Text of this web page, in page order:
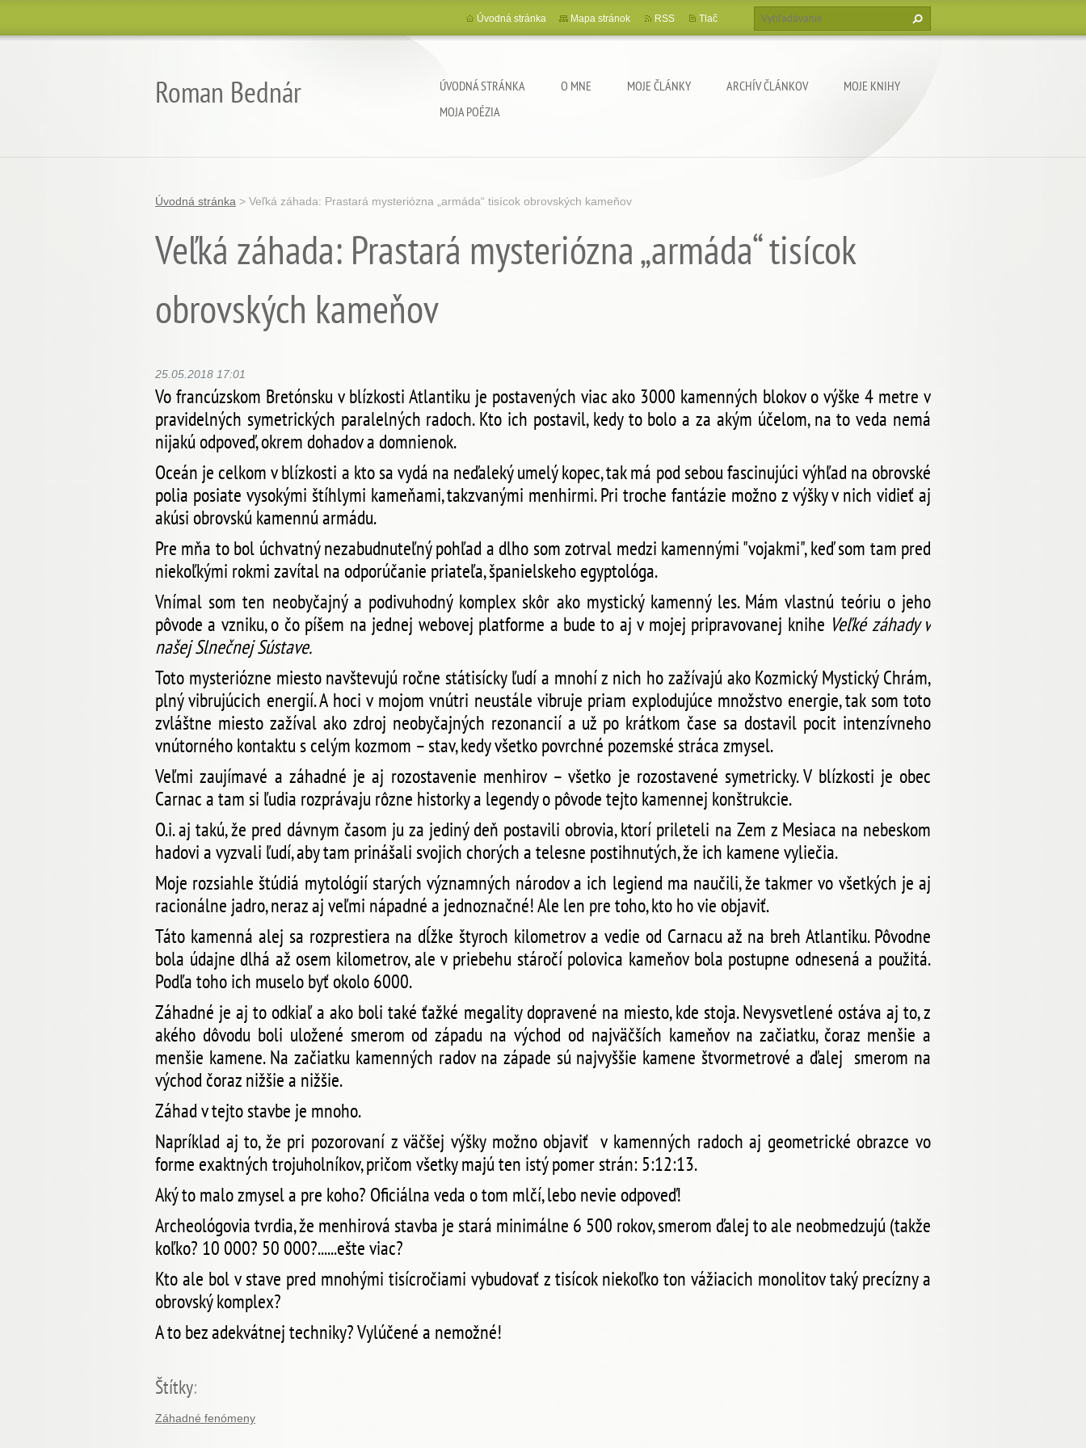
Roman Bednár ÚVODNÁ STRÁNKA O MNE MOJE ČLÁNKY ARCHÍV ČLÁNKOV
MOJE KNIHY
MOJA POÉZIA
Úvodná stránka Mapa stránok RSS Tlač
Úvodná stránka > Veľká záhada: Prastará mysteriózna „armáda“ tisícok obrovských kameňov
Veľká záhada: Prastará mysteriózna „armáda“ tisícok
obrovských kameňov
25.05.2018 17:01
Vo francúzskom Bretónsku v blízkosti Atlantiku je postavených viac ako 3000 kamenných blokov o výške 4 metre v
pravidelných symetrických paralelných radoch. Kto ich postavil, kedy to bolo a za akým účelom, na to veda nemá
nijakú odpoveď, okrem dohadov a domnienok.
Oceán je celkom v blízkosti a kto sa vydá na neďaleký umelý kopec, tak má pod sebou fascinujúci výhľad na obrovské
polia posiate vysokými štíhlymi kameňami, takzvanými menhirmi. Pri troche fantázie možno z výšky v nich vidieť aj
akúsi obrovskú kamennú armádu.
Pre mňa to bol úchvatný nezabudnuteľný pohľad a dlho som zotrval medzi kamennými "vojakmi", keď som tam pred
niekoľkými rokmi zavítal na odporúčanie priateľa, španielskeho egyptológa.
Vnímal som ten neobyčajný a podivuhodný komplex skôr ako mystický kamenný les. Mám vlastnú teóriu o jeho
pôvode a vzniku, o čo píšem na jednej webovej platforme a bude to aj v mojej pripravovanej knihe Veľké záhady v
našej Slnečnej Sústave.
Toto mysteriózne miesto navštevujú ročne státisícky ľudí a mnohí z nich ho zažívajú ako Kozmický Mystický Chrám,
plný vibrujúcich energií. A hoci v mojom vnútri neustále vibruje priam explodujúce množstvo energie, tak som toto
zvláštne miesto zažíval ako zdroj neobyčajných rezonancií a už po krátkom čase sa dostavil pocit intenzívneho
vnútorného kontaktu s celým kozmom – stav, kedy všetko povrchné pozemské stráca zmysel.
Veľmi zaujímavé a záhadné je aj rozostavenie menhirov – všetko je rozostavené symetricky. V blízkosti je obec
Carnac a tam si ľudia rozprávaju rôzne historky a legendy o pôvode tejto kamennej konštrukcie.
O.i. aj takú, že pred dávnym časom ju za jediný deň postavili obrovia, ktorí prileteli na Zem z Mesiaca na nebeskom
hadovi a vyzvali ľudí, aby tam prinášali svojich chorých a telesne postihnutých, že ich kamene vyliečia.
Moje rozsiahle štúdiá mytológií starých významných národov a ich legiend ma naučili, že takmer vo všetkých je aj
racionálne jadro, neraz aj veľmi nápadné a jednoznačné! Ale len pre toho, kto ho vie objaviť.
Táto kamenná alej sa rozprestiera na dĺžke štyroch kilometrov a vedie od Carnacu až na breh Atlantiku. Pôvodne
bola údajne dlhá až osem kilometrov, ale v priebehu stáročí polovica kameňov bola postupne odnesená a použitá.
Podľa toho ich muselo byť okolo 6000.
Záhadné je aj to odkiaľ a ako boli také ťažké megality dopravené na miesto, kde stoja. Nevysvetlené ostáva aj to, z
akého dôvodu boli uložené smerom od západu na východ od najväčších kameňov na začiatku, čoraz menšie a
menšie kamene. Na začiatku kamenných radov na západe sú najvyššie kamene štvormetrové a ďalej smerom na
východ čoraz nižšie a nižšie.
Záhad v tejto stavbe je mnoho.
Napríklad aj to, že pri pozorovaní z väčšej výšky možno objaviť v kamenných radoch aj geometrické obrazce vo
forme exaktných trojuholníkov, pričom všetky majú ten istý pomer strán: 5:12:13.
Aký to malo zmysel a pre koho? Oficiálna veda o tom mlčí, lebo nevie odpoveď!
Archeológovia tvrdia, že menhirová stavba je stará minimálne 6 500 rokov, smerom ďalej to ale neobmedzujú (takže
koľko? 10 000? 50 000?......ešte viac?
Kto ale bol v stave pred mnohými tisícročiami vybudovať z tisícok niekoľko ton vážiacich monolitov taký precízny a
obrovský komplex?
A to bez adekvátnej techniky? Vylúčené a nemožné!
Štítky:
Záhadné fenómeny